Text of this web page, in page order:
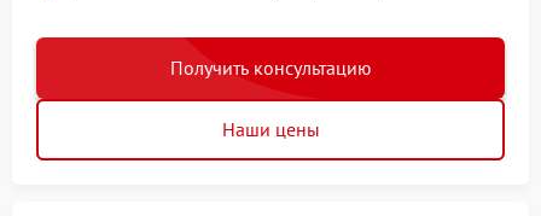
Получить консультацию
Наши цены